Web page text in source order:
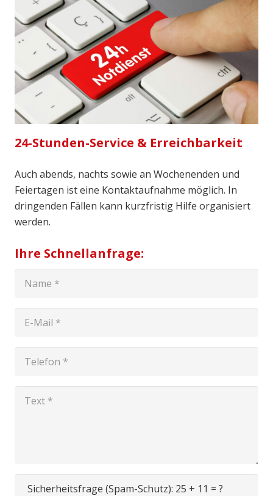
24-Stunden-Service & Erreichbarkeit
Auch abends, nachts sowie an Wochenenden und
Feiertagen ist eine Kontaktaufnahme möglich. In
dringenden Fällen kann kurzfristig Hilfe organisiert
werden.
Ihre Schnellanfrage:
Sicherheitsfrage (Spam-Schutz): 25 + 11 = ?